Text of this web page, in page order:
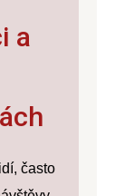
a
často